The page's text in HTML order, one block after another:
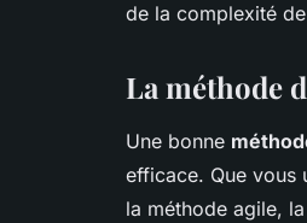
de la complexité
La méthode
Une bonne
efficace. Que vous
la méthode agile,